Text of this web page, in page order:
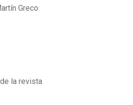
Greco
la revista